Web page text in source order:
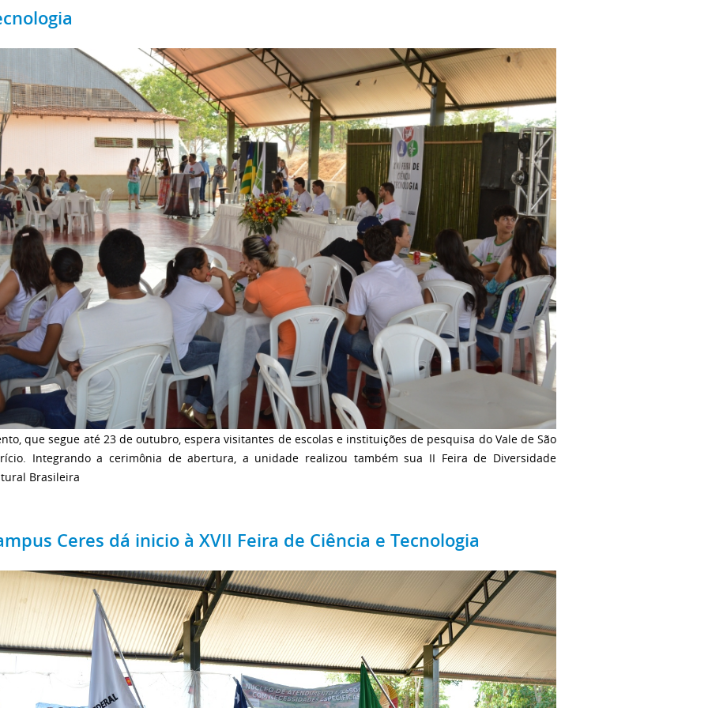
que segue até 23 de outubro, espera visitantes de escolas e instituições de pesquisa do Vale de São
Integrando a cerimônia de abertura, a unidade realizou também sua II Feira de Diversidade
Brasileira
Ceres dá inicio à XVII Feira de Ciência e Tecnologia